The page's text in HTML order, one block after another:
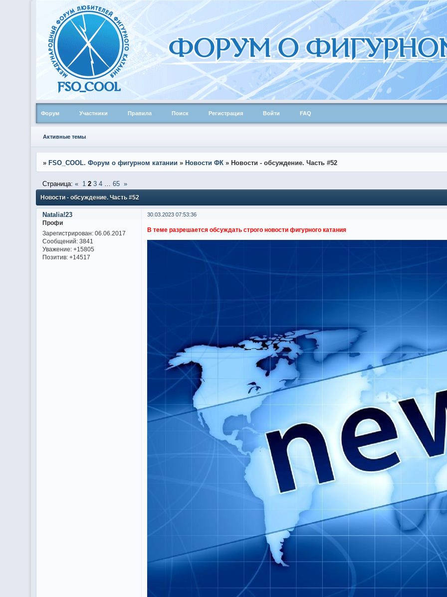
Форум Участники Правила Поиск Регистрация Войти FAQ
Активные темы
» FSO_COOL. Форум о фигурном катании » Новости ФК » Новости - обсуждение. Часть #52
Новости - обсуждение. Часть #52
Страница: « 1 2 3 4 65 »
30.03.2023 07:53:36
Natalia!23
Профи
Зарегистрирован: 06.06.2017
Сообщений:3841
Уважение: +15805
Позитив: +14517
В теме разрешается обсуждать строго новости фигурного катания